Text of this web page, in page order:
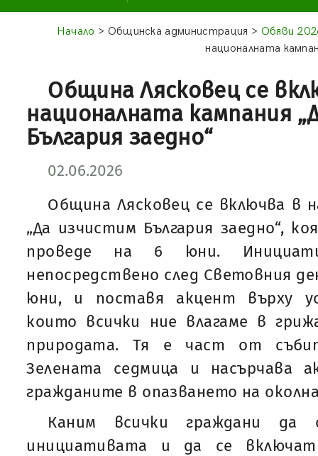
Начало > Общинска администрация > Обяви
националната
Община Лясковец се
националната кампания
България заедно“
02.06.2026
Община Лясковец се включва в
„Да изчистим България заедно“,
проведе на 6 юни.
непосредствено след Световния
юни, и поставя акцент върху
които всички ние влагаме в
природата. Тя е част от
Зелената седмица и насърчава
гражданите в опазването на
Каним всички граждани да
инициативата и да се